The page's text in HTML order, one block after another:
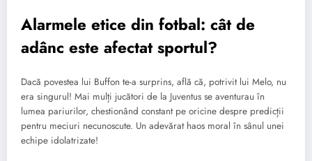
Alarmele etice din fotbal: cât de
adânc este afectat sportul?
Dacă povestea lui Buffon te-a surprins, află că, potrivit lui Melo, nu
era singurul! Mai mulți jucători de la Juventus se aventurau în
lumea pariurilor, chestionând constant pe oricine despre predicții
pentru meciuri necunoscute. Un adevărat haos moral în sânul unei
echipe idolatrizate!